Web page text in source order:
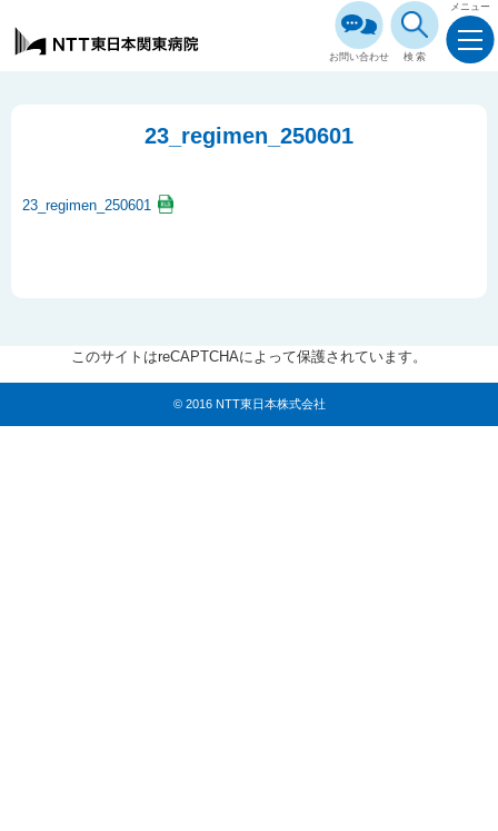
お問い合わせ 検索
メニュー
23_regimen_250601
23_regimen_250601
このサイトはreCAPTCHAによって保護されています。
© 2016 NTT東日本株式会社